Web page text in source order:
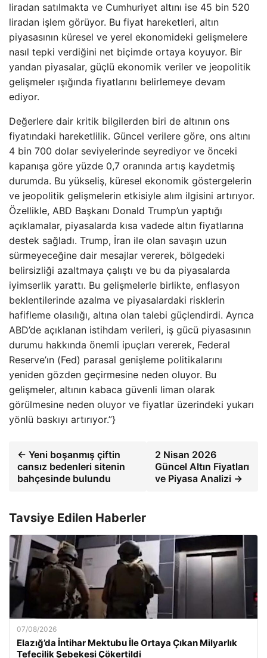
liradan satılmakta ve Cumhuriyet altını ise 45 bin 520
liradan işlem görüyor. Bu fiyat hareketleri, altın
piyasasının küresel ve yerel ekonomideki gelişmelere
nasıl tepki verdiğini net biçimde ortaya koyuyor. Bir
yandan piyasalar, güçlü ekonomik veriler ve jeopolitik
gelişmeler ışığında fiyatlarını belirlemeye devam
ediyor.
Değerlere dair kritik bilgilerden biri de altının ons
fiyatındaki hareketlilik. Güncel verilere göre, ons altını
4 bin 700 dolar seviyelerinde seyrediyor ve önceki
kapanışa göre yüzde 0,7 oranında artış kaydetmiş
durumda. Bu yükseliş, küresel ekonomik göstergelerin
ve jeopolitik gelişmelerin etkisiyle alım ilgisini artırıyor.
Özellikle, ABD Başkanı Donald Trump’un yaptığı
açıklamalar, piyasalarda kısa vadede altın fiyatlarına
destek sağladı. Trump, İran ile olan savaşın uzun
sürmeyeceğine dair mesajlar vererek, bölgedeki
belirsizliği azaltmaya çalıştı ve bu da piyasalarda
iyimserlik yarattı. Bu gelişmelerle birlikte, enflasyon
beklentilerinde azalma ve piyasalardaki risklerin
hafifleme olasılığı, altına olan talebi güçlendirdi. Ayrıca
ABD’de açıklanan istihdam verileri, iş gücü piyasasının
durumu hakkında önemli ipuçları vererek, Federal
Reserve’ın (Fed) parasal genişleme politikalarını
yeniden gözden geçirmesine neden oluyor. Bu
gelişmeler, altının kabaca güvenli liman olarak
görülmesine neden oluyor ve fiyatlar üzerindeki yukarı
yönlü baskıyı artırıyor.”}
← Yeni boşanmış çiftin
cansız bedenleri sitenin
bahçesinde bulundu
2 Nisan 2026
Güncel Altın Fiyatları
ve Piyasa Analizi →
Tavsiye Edilen Haberler
07/08/2026
Elazığ’da İntihar Mektubu İle Ortaya Çıkan Milyarlık
Tefecilik Şebekesi Çökertildi